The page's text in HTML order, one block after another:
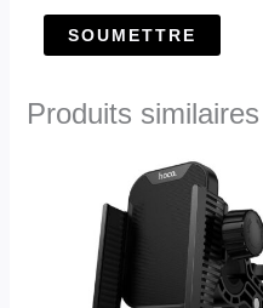
Produits similaires